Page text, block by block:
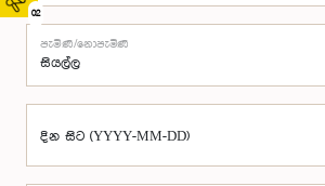
02
පැමිණි/නොපැමිණි
දින සිට (YYYY-MM-DD)